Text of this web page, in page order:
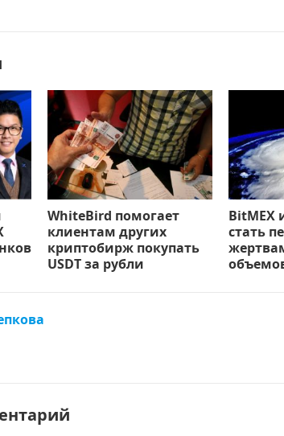
WhiteBird помогает
клиентам других
криптобирж покупать
USDT за рубли
BitMEX
стать